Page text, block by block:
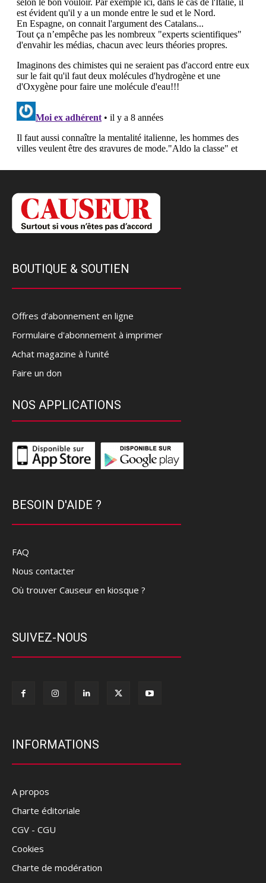
BOUTIQUE & SOUTIEN
Offres d’abonnement en ligne
Formulaire d'abonnement à imprimer
Achat magazine à l'unité
Faire un don
NOS APPLICATIONS
BESOIN D'AIDE ?
FAQ
Nous contacter
Où trouver Causeur en kiosque ?
SUIVEZ-NOUS
INFORMATIONS
A propos
Charte éditoriale
CGV - CGU
Cookies
Charte de modération